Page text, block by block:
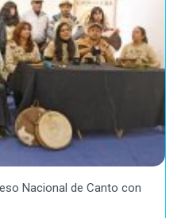
Nacional de Canto con